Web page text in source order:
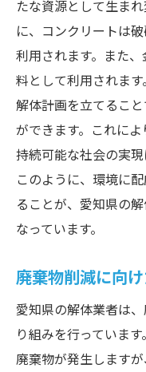
たな資源として生ま
に、コンクリートは
利用されます。また
料として利用されま
解体計画を立てるこ
ができます。これによ
持続可能な社会の実現
このように、環境に
ることが、愛知県の
なっています。
廃棄物削減に向
愛知県の解体業者は
り組みを行っていま
廃棄物が発生します